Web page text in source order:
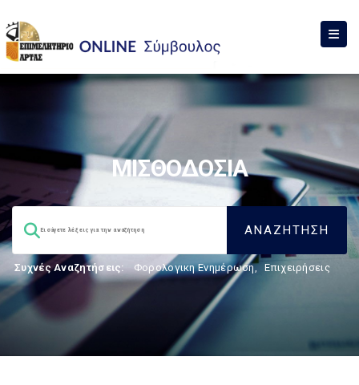
ΜΙΣΘΟΔΟΣΙΑ
Συχνές Αναζητήσεις: Φορολογικη Ενημέρωση, Επιχειρήσεις